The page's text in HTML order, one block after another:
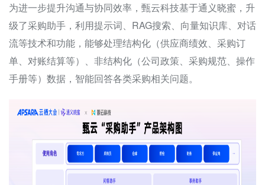
为进一步提升沟通与协同效率，甄云科技基于通义晓蜜，升
级了采购助手，利用提示词、 RAG搜索、向量知识库、对话
流等技术和功能，能够处理结构化（供应商绩效、采购订
单、对账结算等）、非结构化（公司政策、采购规范、操作
手册等）数据，智能回答各类采购相关问题。